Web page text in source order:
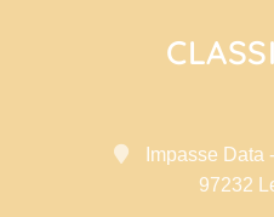
Impasse Data
97232